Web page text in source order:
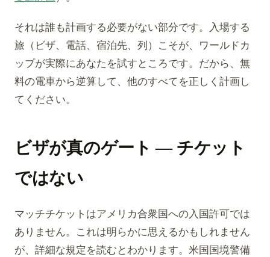
それは誰も計画する必要がない部分です。入場する
旅（ビザ、電話、宿泊先、列）こそが、ワールドカ
ップが実際にあなたを試すところです。だから、無
料の電車から逆算して、他のすべてを正しく計画し
てください。
ビザが真のゲート — チケット
ではない
マッチチケットはアメリカ合衆国への入国許可では
ありません。これは明らかに思えるかもしれません
が、詳細な規定を読むとわかります。米国国境警備